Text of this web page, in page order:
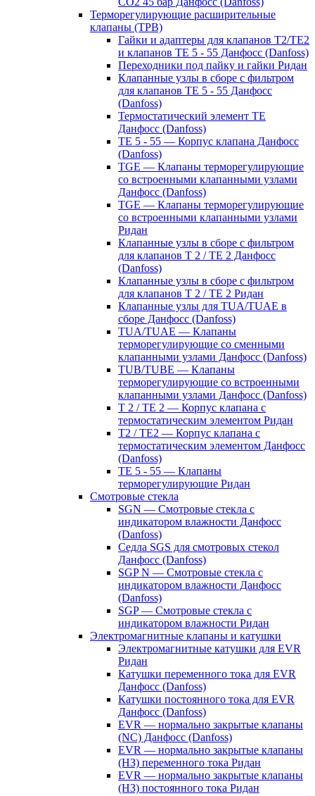
Терморегулирующие расширительные
клапаны (ТРВ)
Гайки и адаптеры для клапанов T2/TE2
и клапанов TE 5 - 55 Данфосс (Danfoss)
Переходники под пайку и гайки Ридан
Клапанные узлы в сборе с фильтром
для клапанов TE 5 - 55 Данфосс
(Danfoss)
Термостатический элемент TE
Данфосс (Danfoss)
TE 5 - 55 — Корпус клапана Данфосс
(Danfoss)
TGE — Клапаны терморегулирующие
со встроенными клапанными узлами
Данфосс (Danfoss)
TGE — Клапаны терморегулирующие
со встроенными клапанными узлами
Ридан
Клапанные узлы в сборе с фильтром
для клапанов T 2 / TE 2 Данфосс
(Danfoss)
Клапанные узлы в сборе с фильтром
для клапанов T 2 / TE 2 Ридан
Клапанные узлы для TUA/TUAE в
сборе Данфосс (Danfoss)
TUA/TUAE — Клапаны
терморегулирующие со сменными
клапанными узлами Данфосс (Danfoss)
TUB/TUBE — Клапаны
терморегулирующие со встроенными
клапанными узлами Данфосс (Danfoss)
T 2 / TE 2 — Корпус клапана с
термостатическим элементом Ридан
T2 / TE2 — Корпус клапана с
термостатическим элементом Данфосс
(Danfoss)
TE 5 - 55 — Клапаны
терморегулирующие Ридан
Смотровые стекла
SGN — Смотровые стекла с
индикатором влажности Данфосс
(Danfoss)
Седла SGS для смотровых стекол
Данфосс (Danfoss)
SGP N — Смотровые стекла с
индикатором влажности Данфосс
(Danfoss)
SGP — Смотровые стекла с
индикатором влажности Ридан
Электромагнитные клапаны и катушки
Электромагнитные катушки для EVR
Ридан
Катушки переменного тока для EVR
Данфосс (Danfoss)
Катушки постоянного тока для EVR
Данфосс (Danfoss)
EVR — нормально закрытые клапаны
(NC) Данфосс (Danfoss)
EVR — нормально закрытые клапаны
(НЗ) переменного тока Ридан
EVR — нормально закрытые клапаны
(НЗ) постоянного тока Ридан